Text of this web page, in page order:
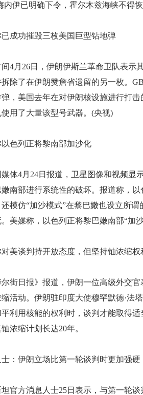
内伊已明确下令，霍尔木兹海峡不得
功摧毁三枚美国巨型钻地弹
月26日，伊朗伊斯兰革命卫队表示
除了在伊朗赞詹省遗留的另一枚。
，美国去年在对伊朗核设施进行打
用了大量该型号武器。(央视)
列正将黎南部加沙化
4月24日报道，卫星图像和视频显
南部进行系统性的破坏。报道称，
模仿“加沙模式”在黎巴嫩也设立所
美媒称，以色列正将黎巴嫩南部“加
谈判持开放态度，但坚持铀浓缩权
日报》报道，伊朗一位高级外交官
活动。伊朗驻印度大使穆罕默德·法
利用核能的权利时，谈判才能取得
浓缩计划长达20年。
伊朗立场比第一轮谈判时更加强硬
方消息人士25日表示，与第一轮谈